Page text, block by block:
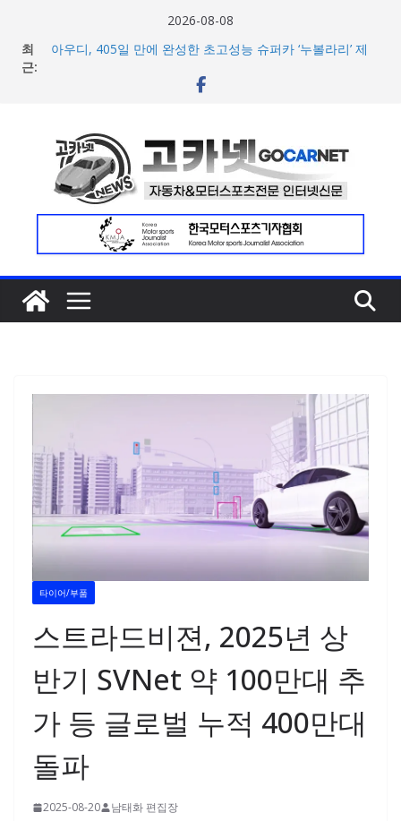
2026-08-08
최
근:
아우디, 405일 만에 완성한 초고성능 슈퍼카 ‘누볼라리’ 제
벤틀리, 첫 순수 전기 어반 럭셔리 SUV 토르칼 탑재될 ‘큐레
비 솔루션 제안
한온시스템, 캐나다 정부로부터 1,000만 캐나다달러 규모
지원 확보
넥센타이어 주최 ‘2026 스피드웨이 모터 페스티벌’ 3R 나이
트 페스티벌 8일 용인 개최
타이어/부품
스트라드비젼, 2025년 상
반기 SVNet 약 100만대 추
가 등 글로벌 누적 400만대
돌파
2025-08-20 남태화 편집장